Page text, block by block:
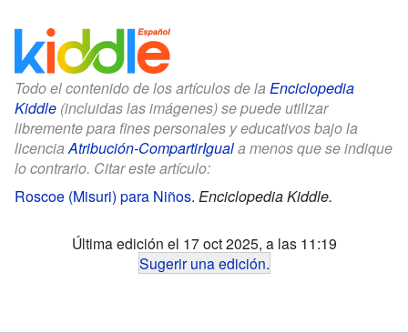
Todo el contenido de los artículos de la Enciclopedia
Kiddle (incluidas las imágenes) se puede utilizar
libremente para fines personales y educativos bajo la
licenciaAtribución-CompartirIguala menos que se indique
lo contrario. Citar este artículo:
Roscoe (Misuri) para Niños. Enciclopedia Kiddle.
Última edición el 17 oct 2025, a las 11:19
Sugerir una edición.